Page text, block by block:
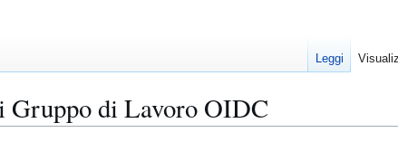
di Lavoro OIDC
Leggi